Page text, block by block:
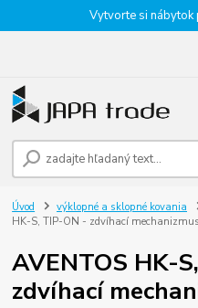
Vytvorte si
Úvod výklopné a sklopné kovania
HK-S, TIP-ON - zdvíhací
AVENTOS HK-
zdvíhací